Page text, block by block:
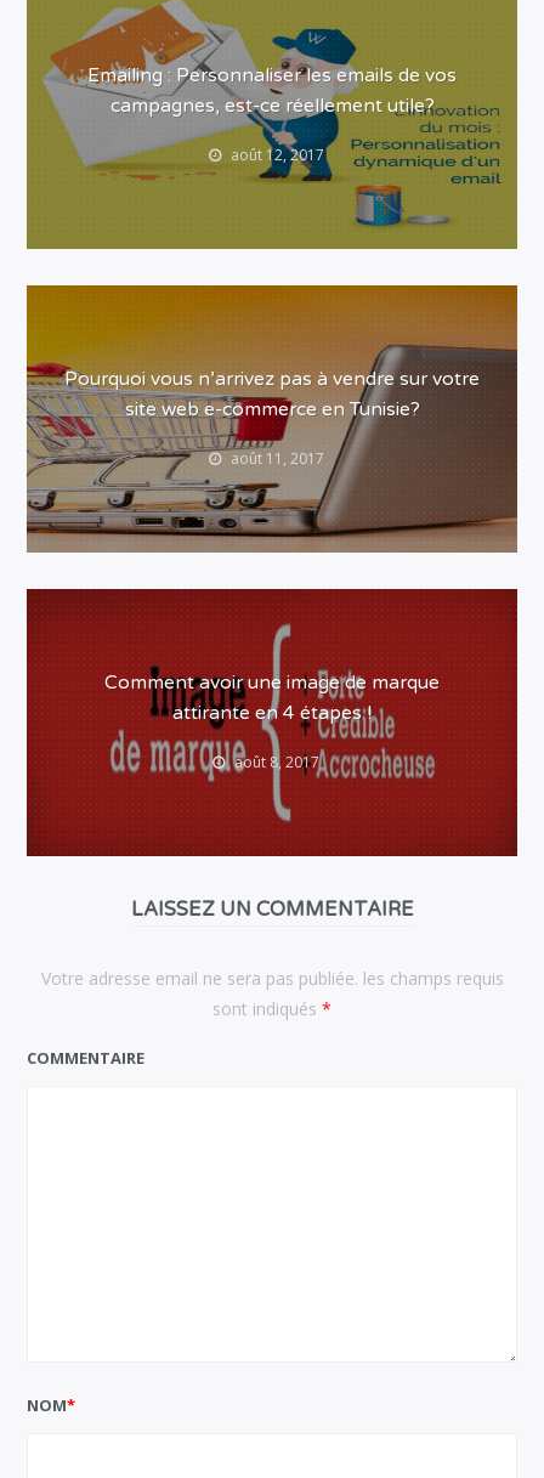
Emailing : Personnaliser les emails de vos
campagnes, est-ce réellement utile?
août 12, 2017
Pourquoi vous n’arrivez pas à vendre sur votre
site web e-commerce en Tunisie?
août 11, 2017
Comment avoir une image de marque
attirante en 4 étapes !
août 8, 2017
LAISSEZ UN COMMENTAIRE
Votre adresse email ne sera pas publiée. les champs requis
sont indiqués *
COMMENTAIRE
NOM*